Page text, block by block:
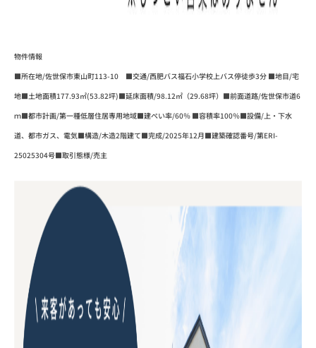
物件情報
■所在地/佐世保市東山町113-10 ■交通/西肥バス福石小学校上バス停徒歩3分 ■地目/宅
地■土地面積177.93㎡(53.82坪)■延床面積/98.12㎡（29.68坪）■前面道路/佐世保市道6
ｍ■都市計画/第一種低層住居専用地域■建ぺい率/60％ ■容積率100％■設備/上・下水
道、都市ガス、電気■構造/木造2階建て■完成/2025年12月■建築確認番号/第ERI-
25025304号■取引態様/売主